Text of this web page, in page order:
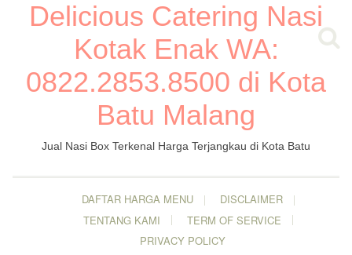
Delicious Catering Nasi
Kotak Enak WA:
0822.2853.8500 di Kota
Batu Malang
Jual Nasi Box Terkenal Harga Terjangkau di Kota Batu
DAFTAR HARGA MENU
DISCLAIMER
TENTANG KAMI
TERM OF SERVICE
PRIVACY POLICY